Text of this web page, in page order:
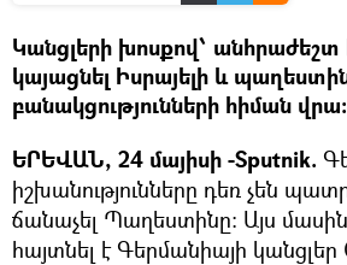
Կանցլերի խոսքով՝ անհրաժեշտ
կայացնել Իսրայելի և
բանակցությունների հիման վրա:
ԵՐԵՎԱՆ, 24 մայիսի -Sputnik.
իշխանությունները դեռ չեն
ճանաչել Պաղեստինը։ Այս
հայտնել է Գերմանիայի կանցլեր